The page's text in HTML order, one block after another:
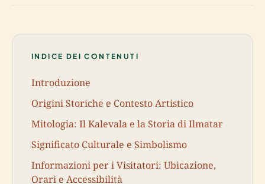
INDICE DEI CONTENUTI
Introduzione
Origini Storiche e Contesto Artistico
Mitologia: Il Kalevala e la Storia di Ilmatar
Significato Culturale e Simbolismo
Informazioni per i Visitatori: Ubicazione,
Orari e Accessibilità